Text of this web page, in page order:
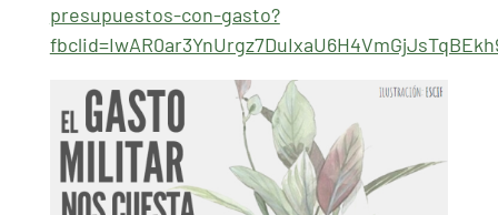
presupuestos-con-gasto?